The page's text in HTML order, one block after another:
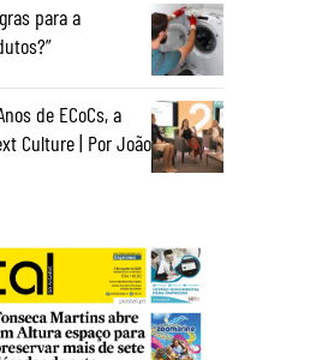
para a
de ECoCs, a
Culture | Por João